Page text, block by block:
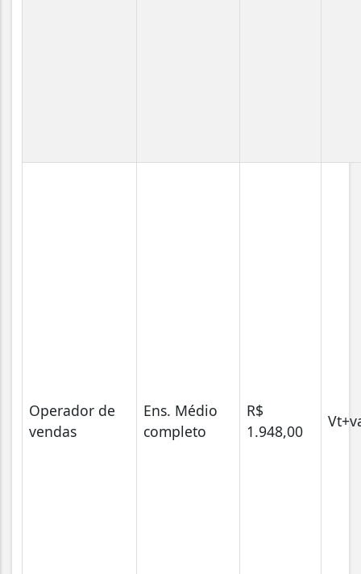
Operador de
vendas
Ens. Médio
completo
R$
1.948,00